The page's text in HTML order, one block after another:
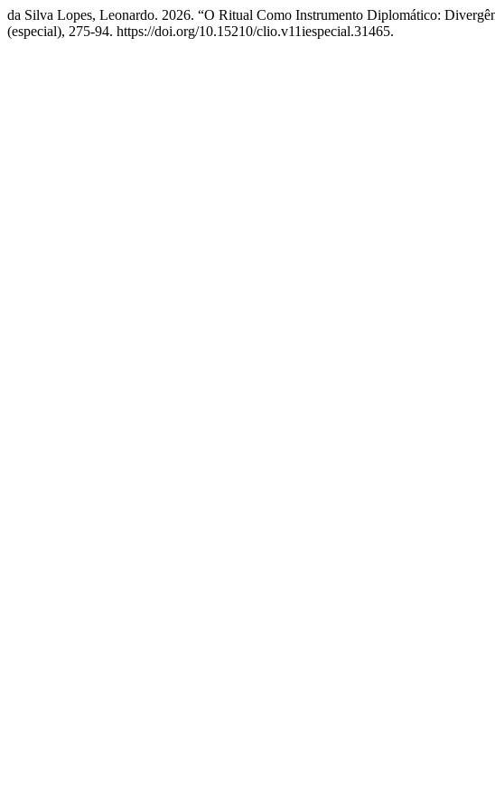
da Silva Lopes, Leonardo. 2026. “O Ritual Como Instrumento Diplomático:
(especial), 275-94. https://doi.org/10.15210/clio.v11iespecial.31465.